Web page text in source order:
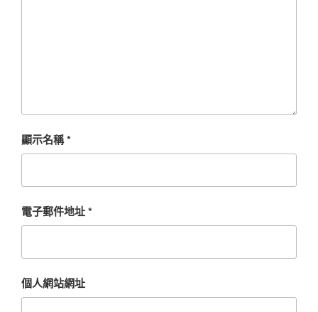
顯示名稱*
電子郵件地址*
個人網站網址